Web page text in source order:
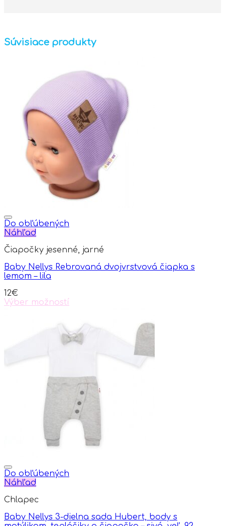
Súvisiace produkty
Do obľúbených
Náhľad
Čiapočky jesenné, jarné
Baby Nellys Rebrovaná dvojvrstvová čiapka s
lemom – lila
12€
Výber možností
options
Do obľúbených
Náhľad
Chlapec
Baby Nellys 3-dielna sada Hubert, body s